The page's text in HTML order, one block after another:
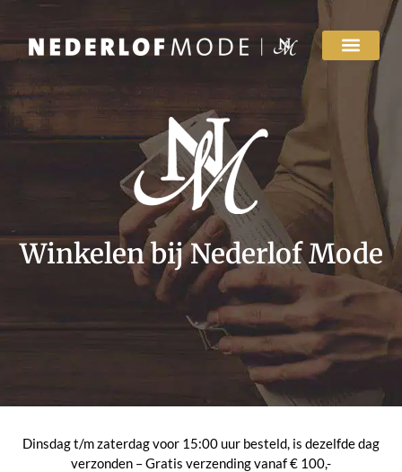
Winkelen bij Nederlof Mode
Dinsdag t/m zaterdag voor 15:00 uur besteld, is dezelfde dag
verzonden – Gratis verzending vanaf € 100,-